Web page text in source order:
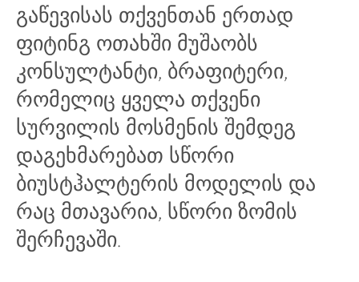
გაწევისას თქვენთან ერთად
ფიტინგ ოთახში მუშაობს
კონსულტანტი, ბრაფიტერი,
რომელიც ყველა თქვენი
სურვილის მოსმენის შემდეგ
დაგეხმარებათ სწორი
ბიუსტჰალტერის მოდელის და
რაც მთავარია, სწორი ზომის
შერჩევაში.